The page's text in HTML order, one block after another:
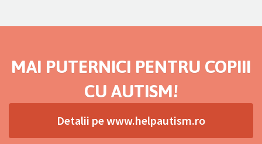
MAI PUTERNICI PENTRU COPIII
CU AUTISM!
Detalii pe www.helpautism.ro